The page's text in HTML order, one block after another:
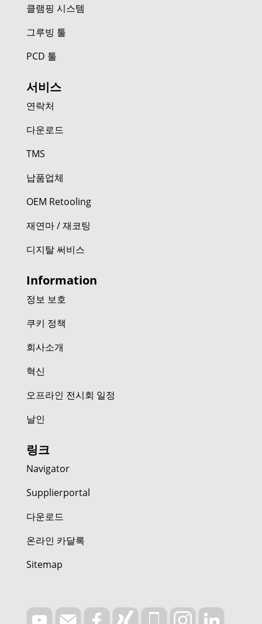
클램핑 시스템
그루빙 툴
PCD 툴
서비스
연락처
다운로드
TMS
납품업체
OEM Retooling
재연마 / 재코팅
디지탈 써비스
Information
정보 보호
쿠키 정책
회사소개
혁신
오프라인 전시회 일정
날인
링크
Navigator
Supplierportal
다운로드
온라인 카달록
Sitemap